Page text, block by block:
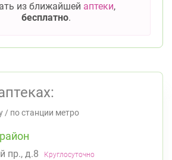
из ближайшей аптеки,
бесплатно.
/ по станции метро
пр., д.8 Круглосуточно